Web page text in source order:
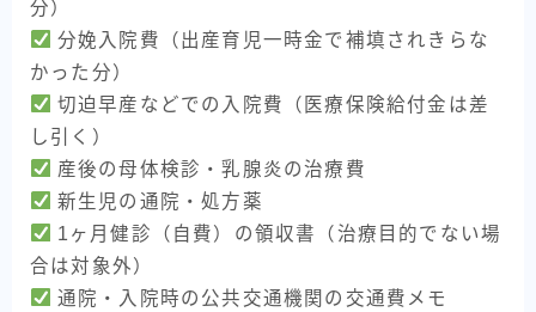
分）
分娩入院費（出産育児一時金で補填されきらな
かった分）
切迫早産などでの入院費（医療保険給付金は差
し引く）
産後の母体検診・乳腺炎の治療費
新生児の通院・処方薬
1ヶ月健診（自費）の領収書（治療目的でない場
合は対象外）
通院・入院時の公共交通機関の交通費メモ